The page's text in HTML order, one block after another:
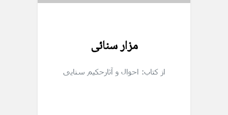
مزار سنائی
از کتاب: احوال و آثارحکیم سنایی